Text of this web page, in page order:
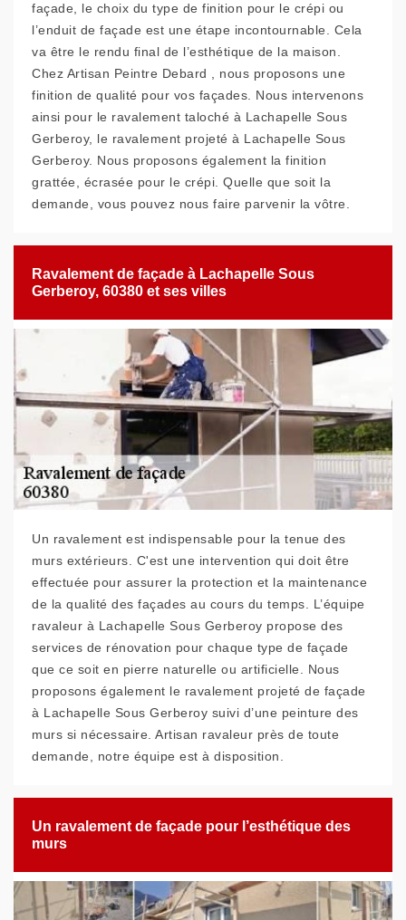
façade, le choix du type de finition pour le crépi ou
l’enduit de façade est une étape incontournable. Cela
va être le rendu final de l’esthétique de la maison.
Chez Artisan Peintre Debard , nous proposons une
finition de qualité pour vos façades. Nous intervenons
ainsi pour le ravalement taloché à Lachapelle Sous
Gerberoy, le ravalement projeté à Lachapelle Sous
Gerberoy. Nous proposons également la finition
grattée, écrasée pour le crépi. Quelle que soit la
demande, vous pouvez nous faire parvenir la vôtre.
Ravalement de façade à Lachapelle Sous
Gerberoy, 60380 et ses villes
Un ravalement est indispensable pour la tenue des
murs extérieurs. C'est une intervention qui doit être
effectuée pour assurer la protection et la maintenance
de la qualité des façades au cours du temps. L’équipe
ravaleur à Lachapelle Sous Gerberoy propose des
services de rénovation pour chaque type de façade
que ce soit en pierre naturelle ou artificielle. Nous
proposons également le ravalement projeté de façade
à Lachapelle Sous Gerberoy suivi d’une peinture des
murs si nécessaire. Artisan ravaleur près de toute
demande, notre équipe est à disposition.
Un ravalement de façade pour l’esthétique des
murs